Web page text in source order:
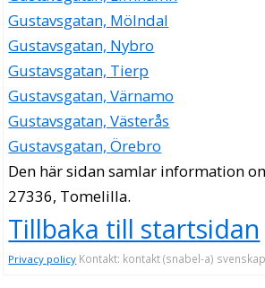
Gustavsgatan, Mölndal
Gustavsgatan, Nybro
Gustavsgatan, Tierp
Gustavsgatan, Värnamo
Gustavsgatan, Västerås
Gustavsgatan, Örebro
Den här sidan samlar information
27336, Tomelilla.
Tillbaka till startsidan
Privacy policy Kontakt: kontakt (snabel-a)